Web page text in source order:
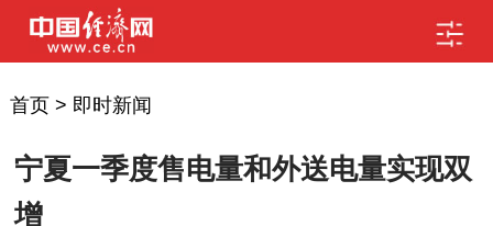
首页> 即时新闻
宁夏一季度售电量和外送电量实现双
增